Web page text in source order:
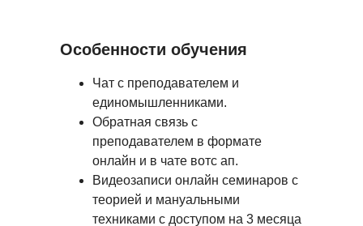
Особенности обучения
Чат с преподавателем и
единомышленниками.
Обратная связь с
преподавателем в формате
онлайн и в чате вотс ап.
Видеозаписи онлайн семинаров с
теорией и мануальными
техниками с доступом на 3 месяца